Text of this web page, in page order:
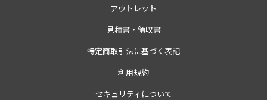
アウトレット
見積書・領収書
特定商取引法に基づく表記
利用規約
セキュリティについて